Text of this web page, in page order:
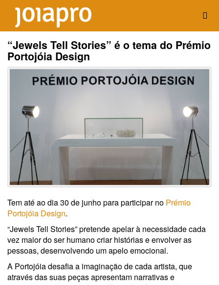
“Jewels Tell Stories” é o tema do Prémio
Portojóia Design
Tem até ao dia 30 de junho para participar no Prémio
Portojóia Design.
“Jewels Tell Stories” pretende apelar à necessidade cada
vez maior do ser humano criar histórias e envolver as
pessoas, desenvolvendo um apelo emocional.
A Portojóia desafia a imaginação de cada artista, que
através das suas peças apresentam narrativas e